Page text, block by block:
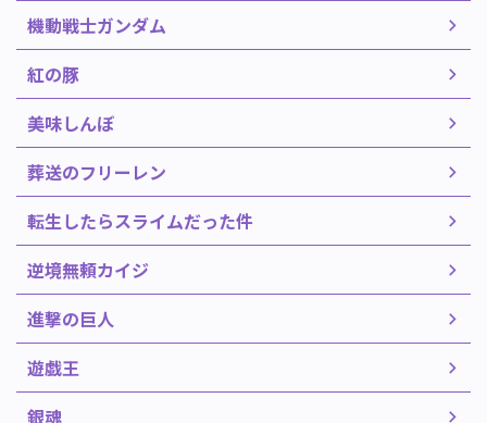
機動戦士ガンダム
紅の豚
美味しんぼ
葬送のフリーレン
転生したらスライムだった件
逆境無頼カイジ
進撃の巨人
遊戯王
銀魂